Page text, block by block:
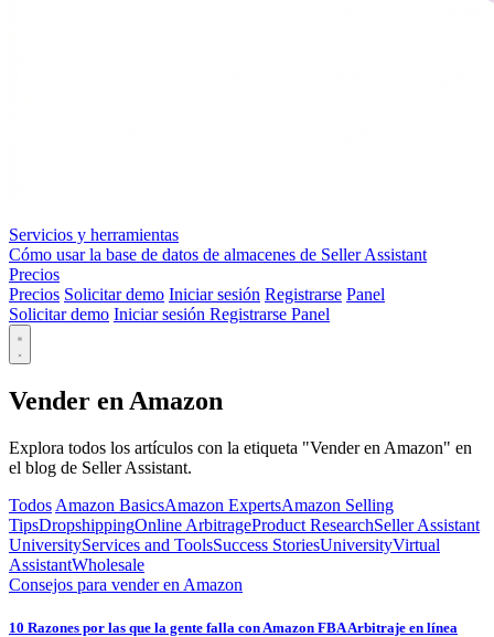
Servicios y herramientas
Cómo usar la base de datos de almacenes de Seller Assistant
Precios
Precios Solicitar demo Iniciar sesión Registrarse Panel
Solicitar demo Iniciar sesión Registrarse Panel
Vender en Amazon
Explora todos los artículos con la etiqueta "Vender en Amazon" en
el blog de Seller Assistant.
Todos Amazon BasicsAmazon ExpertsAmazon Selling
TipsDropshippingOnline ArbitrageProduct ResearchSeller Assistant
UniversityServices and ToolsSuccess StoriesUniversityVirtual
AssistantWholesale
Consejos para vender en Amazon
10 Razones por las que la gente falla con Amazon FBA Arbitraje en línea